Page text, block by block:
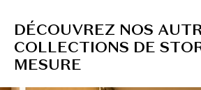
DÉCOUVREZ NOS AUT
COLLECTIONS DE STO
MESURE